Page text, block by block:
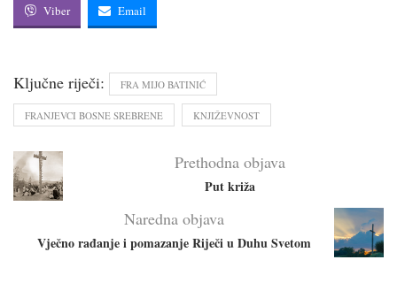
Viber Email
Ključne riječi: FRA MIJO BATINIĆ
FRANJEVCI BOSNE SREBRENE KNJIŽEVNOST
Prethodna objava
Put križa
Naredna objava
Vječno rađanje i pomazanje Riječi u Duhu Svetom